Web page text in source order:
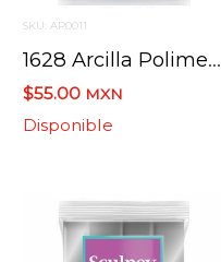
SKU: AP0011
1628 Arcilla Polimerica Sculpey Iii S302 Verde Valnita 57 G.
$55.00 MXN
Disponible